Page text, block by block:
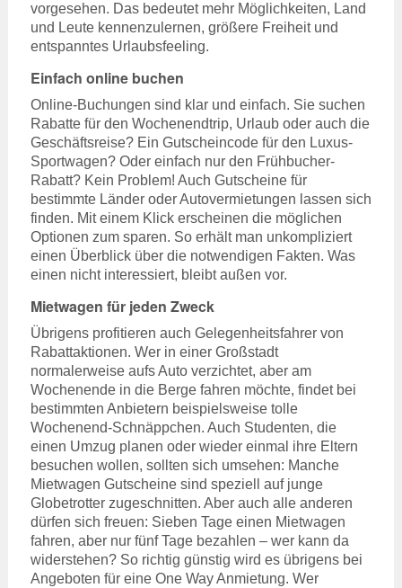
vorgesehen. Das bedeutet mehr Möglichkeiten, Land
und Leute kennenzulernen, größere Freiheit und
entspanntes Urlaubsfeeling.
Einfach online buchen
Online-Buchungen sind klar und einfach. Sie suchen
Rabatte für den Wochenendtrip, Urlaub oder auch die
Geschäftsreise? Ein Gutscheincode für den Luxus-
Sportwagen? Oder einfach nur den Frühbucher-
Rabatt? Kein Problem! Auch Gutscheine für
bestimmte Länder oder Autovermietungen lassen sich
finden. Mit einem Klick erscheinen die möglichen
Optionen zum sparen. So erhält man unkompliziert
einen Überblick über die notwendigen Fakten. Was
einen nicht interessiert, bleibt außen vor.
Mietwagen für jeden Zweck
Übrigens profitieren auch Gelegenheitsfahrer von
Rabattaktionen. Wer in einer Großstadt
normalerweise aufs Auto verzichtet, aber am
Wochenende in die Berge fahren möchte, findet bei
bestimmten Anbietern beispielsweise tolle
Wochenend-Schnäppchen. Auch Studenten, die
einen Umzug planen oder wieder einmal ihre Eltern
besuchen wollen, sollten sich umsehen: Manche
Mietwagen Gutscheine sind speziell auf junge
Globetrotter zugeschnitten. Aber auch alle anderen
dürfen sich freuen: Sieben Tage einen Mietwagen
fahren, aber nur fünf Tage bezahlen – wer kann da
widerstehen? So richtig günstig wird es übrigens bei
Angeboten für eine One Way Anmietung. Wer